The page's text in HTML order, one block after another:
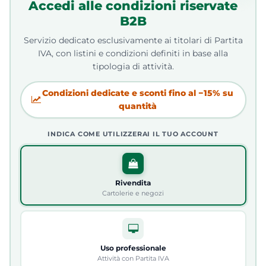
Accedi alle condizioni riservate
B2B
Servizio dedicato esclusivamente ai titolari di Partita
IVA, con listini e condizioni definiti in base alla
tipologia di attività.
Condizioni dedicate e sconti fino al −15% su
quantità
INDICA COME UTILIZZERAI IL TUO ACCOUNT
Rivendita
Cartolerie e negozi
Uso professionale
Attività con Partita IVA